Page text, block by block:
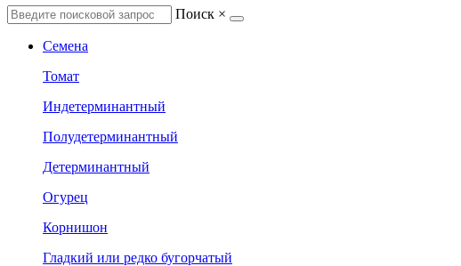
Поиск ×
Семена
Томат
Индетерминантный
Полудетерминантный
Детерминантный
Огурец
Корнишон
Гладкий или редко бугорчатый